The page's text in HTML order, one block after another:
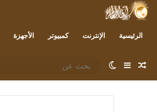
الرئيسية الإنترنت كمبيوتر الأجهزة
مقال عشوائي
إضافة عمود جانبي
الوضع المظلم